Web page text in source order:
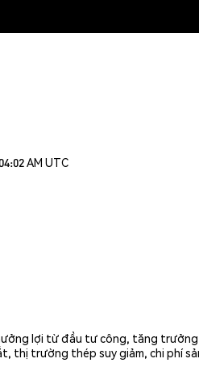
AM UTC
lợi từ đầu tư công, tăng
thị trường thép suy giảm, chi phí